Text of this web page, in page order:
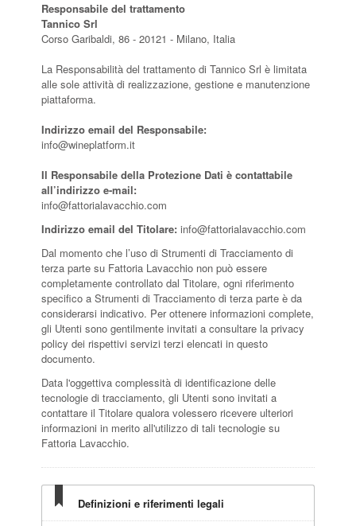
Responsabile del trattamento
Tannico Srl
Corso Garibaldi, 86 - 20121 - Milano, Italia
La Responsabilità del trattamento di Tannico Srl è limitata
alle sole attività di realizzazione, gestione e manutenzione
piattaforma.
Indirizzo email del Responsabile:
info@wineplatform.it
Il Responsabile della Protezione Dati è contattabile
all’indirizzo e-mail:
info@fattorialavacchio.com
Indirizzo email del Titolare: info@fattorialavacchio.com
Dal momento che l’uso di Strumenti di Tracciamento di
terza parte su Fattoria Lavacchio non può essere
completamente controllato dal Titolare, ogni riferimento
specifico a Strumenti di Tracciamento di terza parte è da
considerarsi indicativo. Per ottenere informazioni complete,
gli Utenti sono gentilmente invitati a consultare la privacy
policy dei rispettivi servizi terzi elencati in questo
documento.
Data l'oggettiva complessità di identificazione delle
tecnologie di tracciamento, gli Utenti sono invitati a
contattare il Titolare qualora volessero ricevere ulteriori
informazioni in merito all'utilizzo di tali tecnologie su
Fattoria Lavacchio.
Definizioni e riferimenti legali